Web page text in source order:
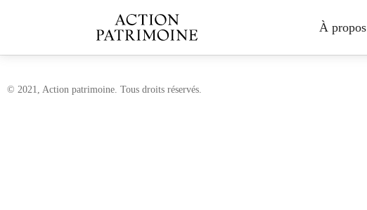
À propos
© 2021, Action patrimoine. Tous droits réservés.